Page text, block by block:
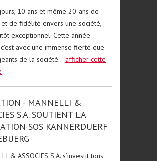
10 ans et même 20 ans de
de fidélité envers une société,
exceptionnel. Cette année
avec une immense fierté que
de la société... afficher cette
- MANNELLI &
S.A. SOUTIENT LA
SOS KANNERDUERF
& ASSOCIES S.A. s’investit tous